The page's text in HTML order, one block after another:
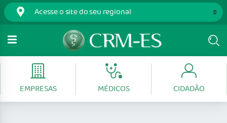
EMPRESAS MÉDICOS CIDADÃO